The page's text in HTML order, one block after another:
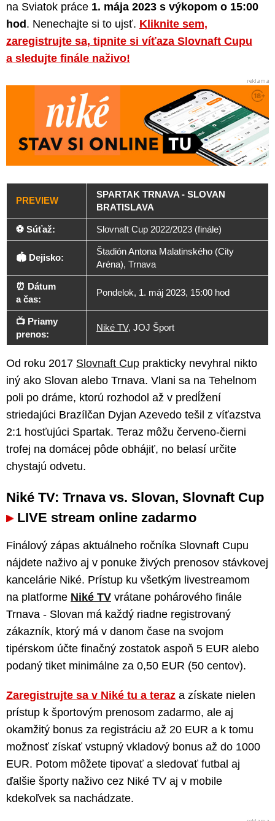
na Sviatok práce 1. mája 2023 s výkopom o 15:00
hod . Nenechajte si to ujsť. Kliknite sem,
zaregistrujte sa, tipnite si víťaza Slovnaft Cupu
a sledujte finále naživo!
PREVIEW
SPARTAK TRNAVA - SLOVAN
BRATISLAVA
⚽ Súťaž: Slovnaft Cup 2022/2023 (finále)
🏟️ Dejisko:
Štadión Antona Malatinského (City
Aréna), Trnava
⏰ Dátum
a čas:
Pondelok, 1. máj 2023, 15:00 hod
📺 Priamy
prenos:
Niké TV, JOJ Šport
Od roku 2017 Slovnaft Cup prakticky nevyhral nikto
iný ako Slovan alebo Trnava. Vlani sa na Tehelnom
poli po dráme, ktorú rozhodol až v predĺžení
striedajúci Brazílčan Dyjan Azevedo tešil z víťazstva
2:1 hosťujúci Spartak. Teraz môžu červeno-čierni
trofej na domácej pôde obhájiť, no belasí určite
chystajú odvetu.
Niké TV: Trnava vs. Slovan, Slovnaft Cup
LIVE stream online zadarmo
Finálový zápas aktuálneho ročníka Slovnaft Cupu
nájdete naživo aj v ponuke živých prenosov stávkovej
kancelárie Niké. Prístup ku všetkým livestreamom
na platforme Niké TV vrátane pohárového finále
Trnava - Slovan má každý riadne registrovaný
zákazník, ktorý má v danom čase na svojom
tipérskom účte finačný zostatok aspoň 5 EUR alebo
podaný tiket minimálne za 0,50 EUR (50 centov).
Zaregistrujte sa v Niké tu a teraz a získate nielen
prístup k športovým prenosom zadarmo, ale aj
okamžitý bonus za registráciu až 20 EUR a k tomu
možnosť získať vstupný vkladový bonus až do 1000
EUR. Potom môžete tipovať a sledovať futbal aj
ďalšie športy naživo cez Niké TV aj v mobile
kdekoľvek sa nachádzate.